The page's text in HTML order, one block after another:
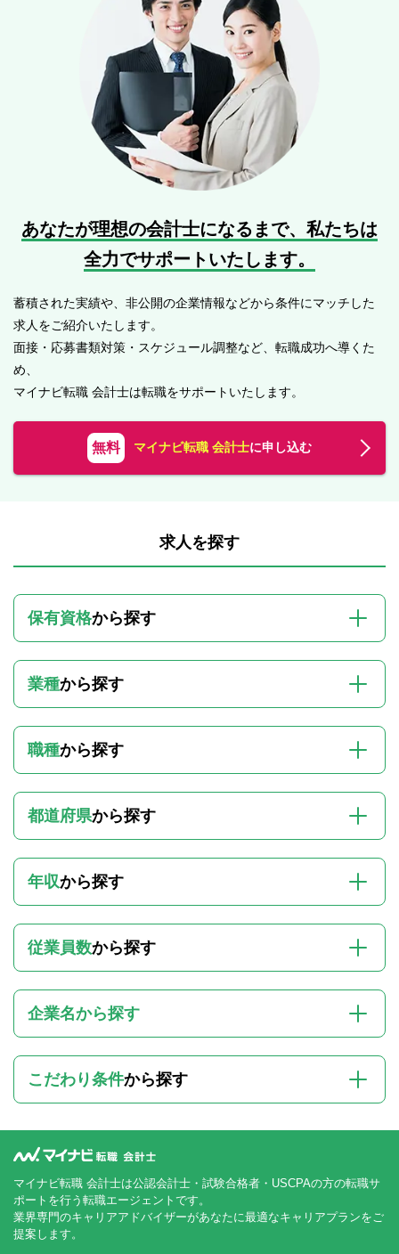
あなたが理想の会計士になるまで、 私たちは
全力でサポートいたします。
蓄積された実績や、非公開の企業情報などから条件にマッチした
求人をご紹介いたします。
面接・応募書類対策・スケジュール調整など、転職成功へ導くた
め、
マイナビ転職 会計士は転職をサポートいたします。
無料 マイナビ転職 会計士に申し込む
求人を探す
保有資格から探す
業種から探す
職種から探す
都道府県から探す
年収から探す
従業員数から探す
企業名から探す
こだわり条件から探す
マイナビ転職 会計士は公認会計士・試験合格者・USCPAの方の転職サ
ポートを行う転職エージェントです。
業界専門のキャリアアドバイザーがあなたに最適なキャリアプランをご
提案します。